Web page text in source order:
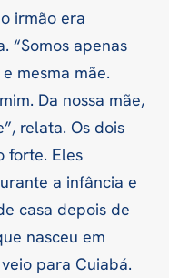
irmão era
“Somos apenas
mesma mãe.
Da nossa mãe,
relata. Os dois
forte. Eles
a infância e
casa depois de
nasceu em
para Cuiabá.